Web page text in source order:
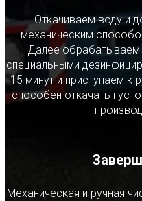
Откачиваем воду и
механическим
Далее обрабатываем
специальными
15 минут и приступаем к
способен откачать
Механическая и ручная